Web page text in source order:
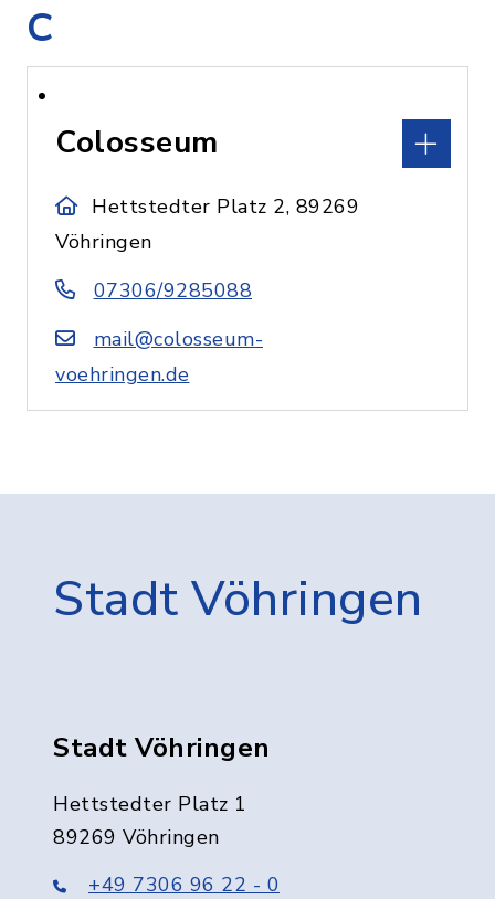
C
Colosseum
Hettstedter Platz 2, 89269
Vöhringen
07306/9285088
mail@colosseum-
voehringen.de
Stadt Vöhringen
Stadt Vöhringen
Hettstedter Platz 1
89269 Vöhringen
+49 7306 96 22 - 0